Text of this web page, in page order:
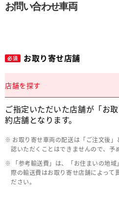
お問い合わせ車両
必須 お取り寄せ店舗
店舗を探す
ご指定いただいた店舗が「お
約店舗となります。
お取り寄せ車両の配送は「ご注文後
認いただくことはできませんので、予
「参考輸送費」は、「お住まいの地
際の輸送費はお取り寄せ店舗によって
ださい。